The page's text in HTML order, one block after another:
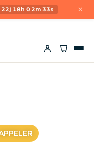
22j 18h 02m 32s ×